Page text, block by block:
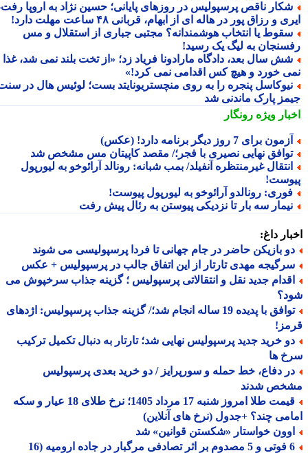
ناقص پرسپولیس در روزهای پایانی؛ حسین نژاد به اروپا رفت،
و رزاق پور در هاله ای از ابهام، قربانی ۴۸ ساعت مهلت دارد!
یا انتخاب هوشمندانه؟ مجتبی جباری از استقلال و مس
به لیگ یک رسید!
سال بعد، دادگاه مارادونا فریاد زد؛ «از تخت بلند نمی شد، غذا
خورد و هیچ کس اقدامی نمی کرد!»
پنجره را به روی منچستریونایتد بست؛ لوئیس هال در سنت
پارک ماندنی شد
ویژهرونگار
برای 7 روز دیگر برنامه دارد! (عکس)
نهایی نصیری با فجر؛/ مقصد کاپیتان مس مشخص شد
غیرمنتظره آنفیلد/ بمب شبانه: رونالد آرائوخو به لیورپول
رونالدو آرائوخو به لیورپول پیوست!
سه بار تا نزدیکی پیوستن به رئال پیش رفت
داغ:
بازیکن حاضر در جام جهانی تا فردا پرسپولیسی می شوند
مهدی تارتار از این اتفاق جالب در پرسپولیس + عکس
جدید نقل و انتقالاتی پرسپولیس ؛ گزینه جذاب سرخپوش می
توافق با پدیده 19 ساله انجام شد؛/ گزینه جذاب پرسپولیس: اژدهای
خرید جدید پرسپولیس نهایی شد؛ تارتار به دنبال تکمیل ترکیب
ها
دفاع، خط حمله و سورپرایز / دو خرید بعدی پرسپولیس
شدند
قیمت طلا امروز شنبه 17 مرداد 1405؛ نرخ طلای 18 عیار و سکه
چند؟ +جدول (نرخ های آنلاین)
خواستار «شکستن قوانین» شد
6 فوتی و 5 مصدوم بر اثر تصادفی مرگبار در جاده ارومیه (16